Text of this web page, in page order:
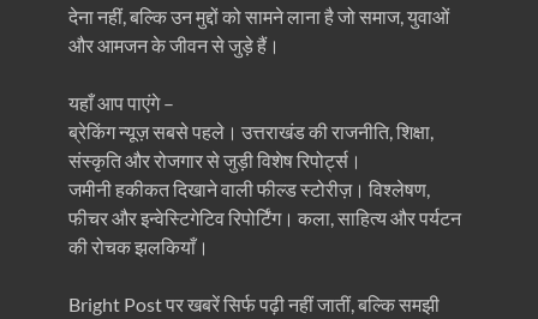
देना नहीं, बल्कि उन मुद्दों को सामने लाना है जो समाज, युवाओं
और आमजन के जीवन से जुड़े हैं।
यहाँ आप पाएंगे –
ब्रेकिंग न्यूज़ सबसे पहले। उत्तराखंड की राजनीति, शिक्षा,
संस्कृति और रोजगार से जुड़ी विशेष रिपोर्ट्स।
जमीनी हकीकत दिखाने वाली फील्ड स्टोरीज़। विश्लेषण,
फीचर और इन्वेस्टिगेटिव रिपोर्टिंग। कला, साहित्य और पर्यटन
की रोचक झलकियाँ।
Bright Post पर खबरें सिर्फ पढ़ी नहीं जातीं, बल्कि समझी